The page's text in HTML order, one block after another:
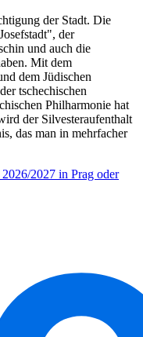
der Stadt. Die
der
und auch die
Mit dem
dem Jüdischen
tschechischen
Philharmonie hat
der Silvesteraufenthalt
das man in mehrfacher
2027 in Prag oder